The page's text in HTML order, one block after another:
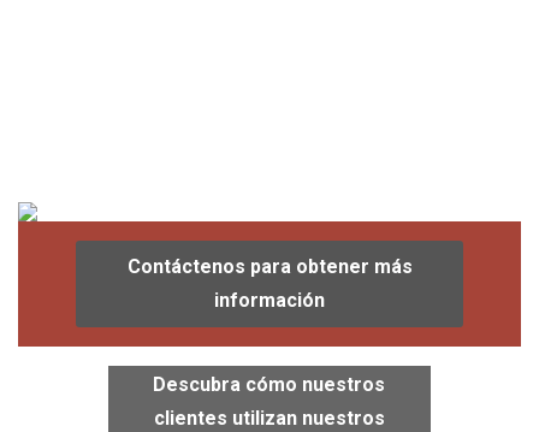
Contáctenos para obtener más
información
Descubra cómo nuestros
clientes utilizan nuestros